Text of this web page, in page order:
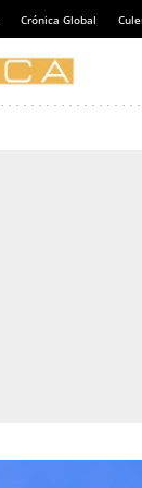
Crónica Global